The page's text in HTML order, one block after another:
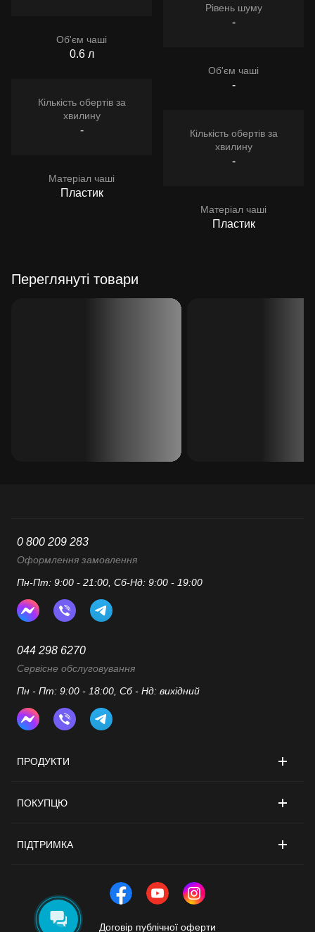
Об'єм чаші
0.6 л
Кількість обертів за
хвилину
-
Матеріал чаші
Пластик
Рівень шуму
-
Об'єм чаші
-
Кількість обертів за
хвилину
-
Матеріал чаші
Пластик
Переглянуті товари
ПРОДУКТИ
ПОКУПЦЮ
ПІДТРИМКА
0 800 209 283
Оформлення замовлення
Пн-Пт: 9:00 - 21:00, Сб-Нд: 9:00 - 19:00
044 298 6270
Сервісне обслуговування
Пн - Пт: 9:00 - 18:00, Сб - Нд: вихідний
Договір публічної оферти